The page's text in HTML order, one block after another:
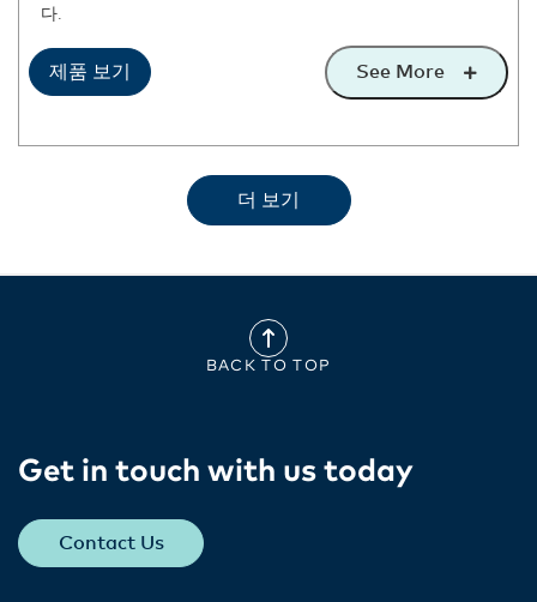
다.
제품 보기 See More
더 보기
BACK TO TOP
Get in touch with us today​
Contact Us